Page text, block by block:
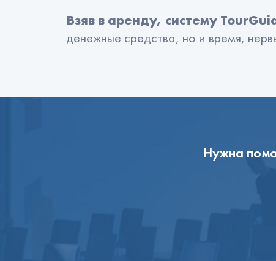
Взяв в аренду, систему
денежные средства, но и время,
Нужна